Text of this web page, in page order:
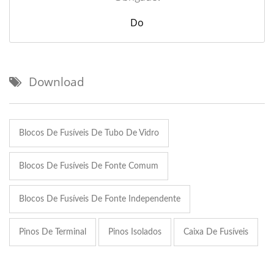
Do
Download
Blocos De Fusíveis De Tubo De Vidro
Blocos De Fusíveis De Fonte Comum
Blocos De Fusíveis De Fonte Independente
Pinos De Terminal Pinos Isolados Caixa De Fusíveis